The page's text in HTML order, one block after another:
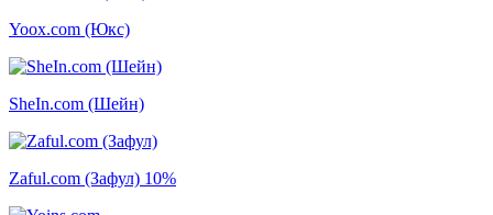
Yoox.com (Юкс)
SheIn.com (Шейн)
Zaful.com (Зафул) 10%